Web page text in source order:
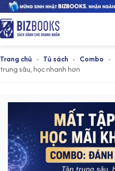
Trang chủ - Tủ sách - Combo -
trung sâu, học nhanh hơn